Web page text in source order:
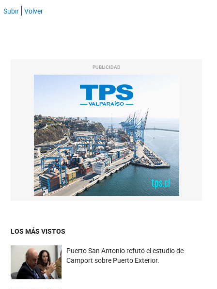
Subir Volver
PUBLICIDAD
LOS MÁS VISTOS
Puerto San Antonio refutó el estudio de
Camport sobre Puerto Exterior.